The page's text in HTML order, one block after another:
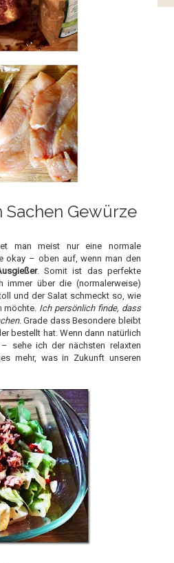
Sachen Gewürze
man meist nur eine normale
okay – oben auf, wenn man den
. Somit ist das perfekte
über die (normalerweise)
und der Salat schmeckt so, wie
möchte. Ich persönlich finde, dass
. Grade dass Besondere bleibt
bestellt hat. Wenn dann natürlich
sehe ich der nächsten relaxten
mehr, was in Zukunft unseren